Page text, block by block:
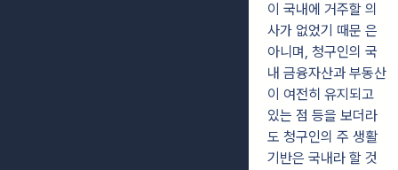
이 국내에 거주할 의
사가 없었기 때문 은
아니며, 청구인의 국
내 금융자산과 부동산
이 여전히 유지되고
있는 점 등을 보더라
도 청구인의 주 생활
기반은 국내라 할 것